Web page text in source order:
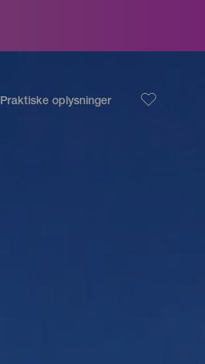
Praktiske oplysninger